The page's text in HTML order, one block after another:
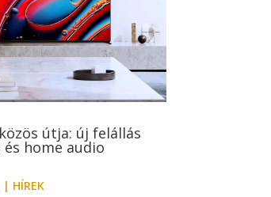
útja: új felállás
home audio
| HÍREK